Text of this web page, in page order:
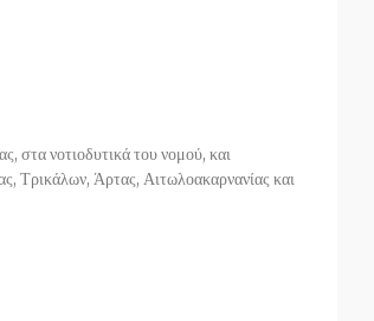
στα νοτιοδυτικά του νομού, και
Τρικάλων, Άρτας, Αιτωλοακαρνανίας και